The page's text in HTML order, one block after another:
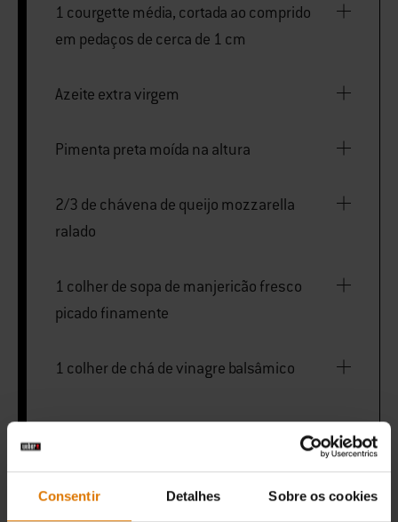
Consentir Detalhes Sobre os cookies
1 courgette média, cortada ao comprido
em pedaços de cerca de 1 cm
Azeite extra virgem
Pimenta preta moída na altura
2/3 de chávena de queijo mozzarella
ralado
1 colher de sopa de manjericão fresco
picado finamente
1 colher de chá de vinagre balsâmico
IMPRIMIR ESTA LISTA